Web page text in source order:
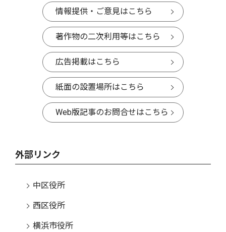
情報提供・ご意見はこちら
著作物の二次利用等はこちら
広告掲載はこちら
紙面の設置場所はこちら
Web版記事のお問合せはこちら
外部リンク
中区役所
西区役所
横浜市役所